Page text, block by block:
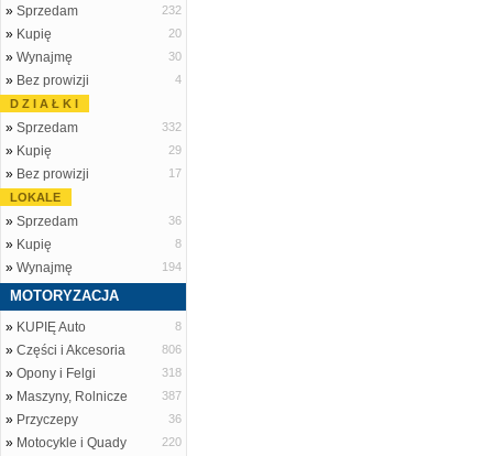
» Sprzedam 232
» Kupię 20
» Wynajmę 30
» Bez prowizji
4
D Z I A Ł K I
» Sprzedam 332
» Kupię 29
» Bez prowizji
17
LOKALE
» Sprzedam 36
» Kupię 8
» Wynajmę 194
MOTORYZACJA
» KUPIĘ Auto 8
» Części i Akcesoria 806
» Opony i Felgi 318
» Maszyny, Rolnicze 387
» Przyczepy 36
» Motocykle i Quady 220